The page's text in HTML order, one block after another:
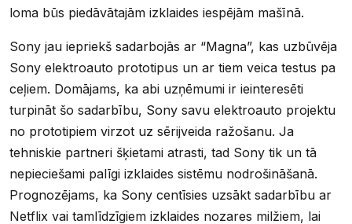
loma būs piedāvātajām izklaides iespējām mašīnā.
Sony jau iepriekš sadarbojās ar “Magna”, kas uzbūvēja
Sony elektroauto prototipus un ar tiem veica testus pa
ceļiem. Domājams, ka abi uzņēmumi ir ieinteresēti
turpināt šo sadarbību, Sony savu elektroauto projektu
no prototipiem virzot uz sērijveida ražošanu. Ja
tehniskie partneri šķietami atrasti, tad Sony tik un tā
nepieciešami palīgi izklaides sistēmu nodrošināšanā.
Prognozējams, ka Sony centīsies uzsākt sadarbību ar
Netflix vai tamlīdzīgiem izklaides nozares milžiem, lai